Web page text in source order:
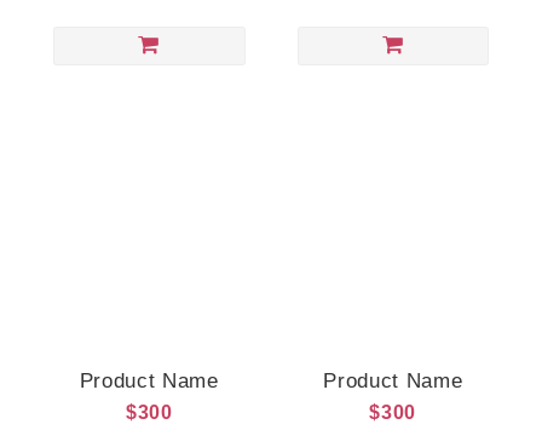
Product Name
$300
Product Name
$300